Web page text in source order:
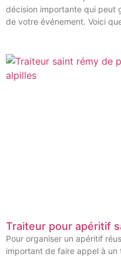
décision importante qui peut
de votre événement. Voici
Traiteur pour apéritif
Pour organiser un apéritif
important de faire appel à